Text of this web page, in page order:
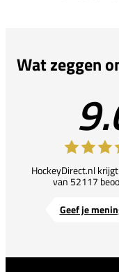
Wat zeggen
HockeyDirect.nl
van 52117
Geef je